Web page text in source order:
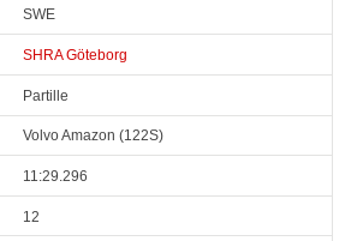
SWE
SHRA Göteborg
Partille
Volvo Amazon (122S)
11:29.296
12